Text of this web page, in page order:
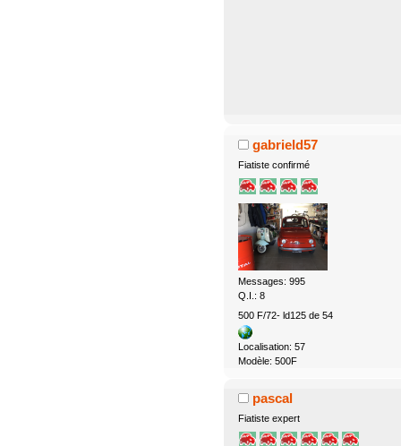
gabrield57
Fiatiste confirmé
Messages: 995
Q.I.: 8
500 F/72- ld125 de 54
Localisation: 57
Modèle: 500F
pascal
Fiatiste expert